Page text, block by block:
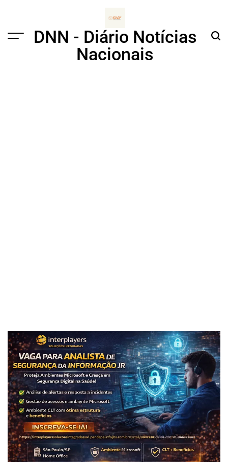
Menu
DNN - Diário Notícias
Nacionais